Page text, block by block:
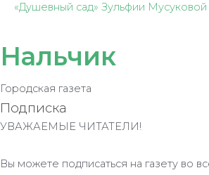
«Душевный сад» Зульфии Мусуковой
Нальчик
Городская газета
Подписка
УВАЖАЕМЫЕ ЧИТАТЕЛИ!
Вы можете подписаться на газету во